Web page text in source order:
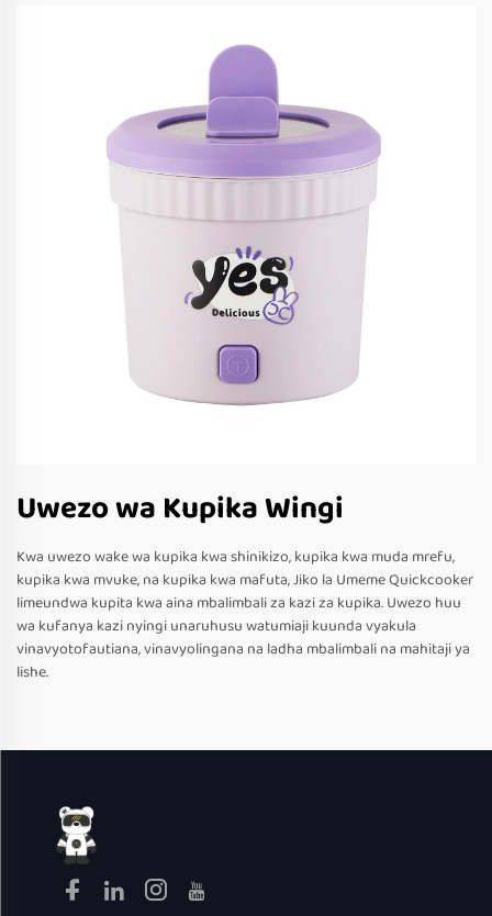
Uwezo wa Kupika Wingi
Kwa uwezo wake wa kupika kwa shinikizo, kupika kwa muda mrefu,
kupika kwa mvuke, na kupika kwa mafuta, Jiko la Umeme Quickcooker
limeundwa kupita kwa aina mbalimbali za kazi za kupika. Uwezo huu
wa kufanya kazi nyingi unaruhusu watumiaji kuunda vyakula
vinavyotofautiana, vinavyolingana na ladha mbalimbali na mahitaji ya
lishe.